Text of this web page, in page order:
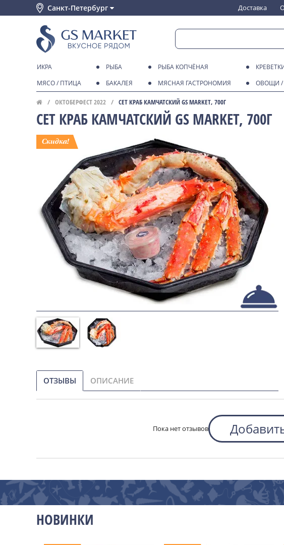
Санкт-Петербург Доставка
ИКРА РЫБА РЫБА КОПЧЁНАЯ
МЯСО / ПТИЦА
БАКАЛЕЯ МЯСНАЯ ГАСТРОНОМИЯ ОВОЩИ /
ОКТОБЕРФЕСТ 2022 СЕТ КРАБ КАМЧАТСКИЙ GS MARKET, 700Г
СЕТ КРАБ КАМЧАТСКИЙ GS MARKET, 700Г
ОТЗЫВЫ ОПИСАНИЕ
Пока нет отзывов
НОВИНКИ